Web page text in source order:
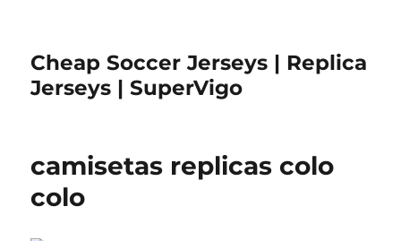
Cheap Soccer Jerseys | Replica
Jerseys | SuperVigo
camisetas replicas colo
colo